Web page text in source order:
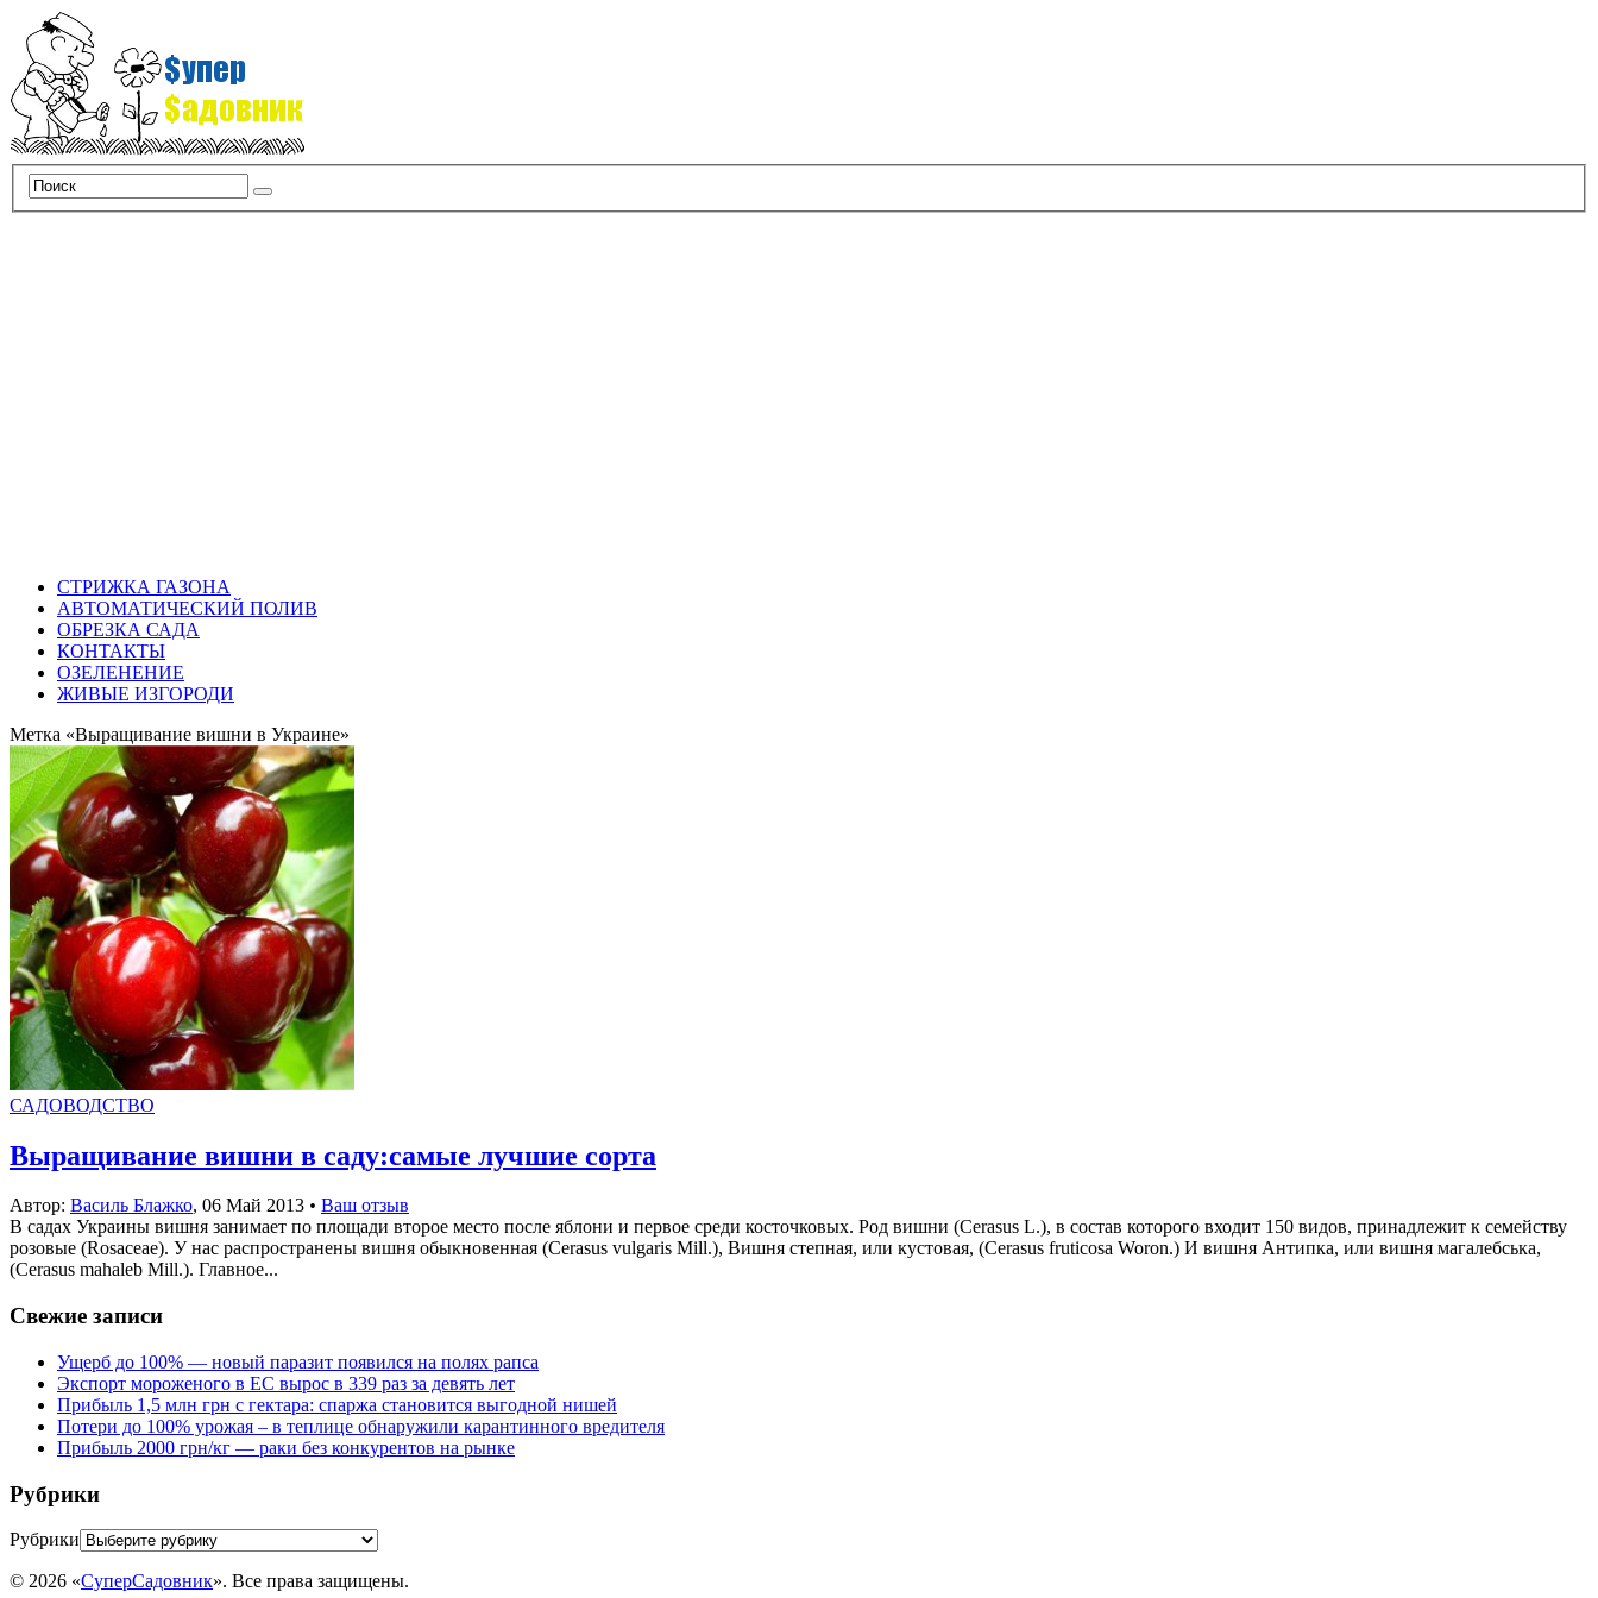
СТРИЖКА ГАЗОНА
АВТОМАТИЧЕСКИЙ ПОЛИВ
ОБРЕЗКА САДА
КОНТАКТЫ
ОЗЕЛЕНЕНИЕ
ЖИВЫЕ ИЗГОРОДИ
Метка «Выращивание вишни в Украине»
САДОВОДСТВО
Выращивание вишни в саду:самые лучшие сорта
Автор: Василь Блажко, 06 Май 2013 • Ваш отзыв
В садах Украины вишня занимает по площади второе место после яблони и первое среди косточковых. Род вишни (Cerasus L.), в состав которого входит 150 видов, принадлежит к семейству
розовые (Rosaceae). У нас распространены вишня обыкновенная (Cerasus vulgaris Mill.), Вишня степная, или кустовая, (Cerasus fruticosa Woron.) И вишня Антипка, или вишня магалебська,
(Cerasus mahaleb Mill.). Главное...
Свежие записи
Ущерб до 100% — новый паразит появился на полях рапса
Экспорт мороженого в ЕС вырос в 339 раз за девять лет
Прибыль 1,5 млн грн с гектара: спаржа становится выгодной нишей
Потери до 100% урожая – в теплице обнаружили карантинного вредителя
Прибыль 2000 грн/кг — раки без конкурентов на рынке
Рубрики
Рубрики
© 2026 «СуперСадовник». Все права защищены.